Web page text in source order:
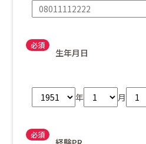
生年月日
年 月